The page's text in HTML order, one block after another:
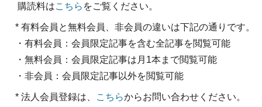
購読料はこちら をご覧ください。
* 有料会員と無料会員、非会員の違いは下記の通りです。
・有料会員：会員限定記事を含む全記事を閲覧可能
・無料会員：会員限定記事は月1本まで閲覧可能
・非会員：会員限定記事以外を閲覧可能
* 法人会員登録は、 こちらからお問い合わせください。